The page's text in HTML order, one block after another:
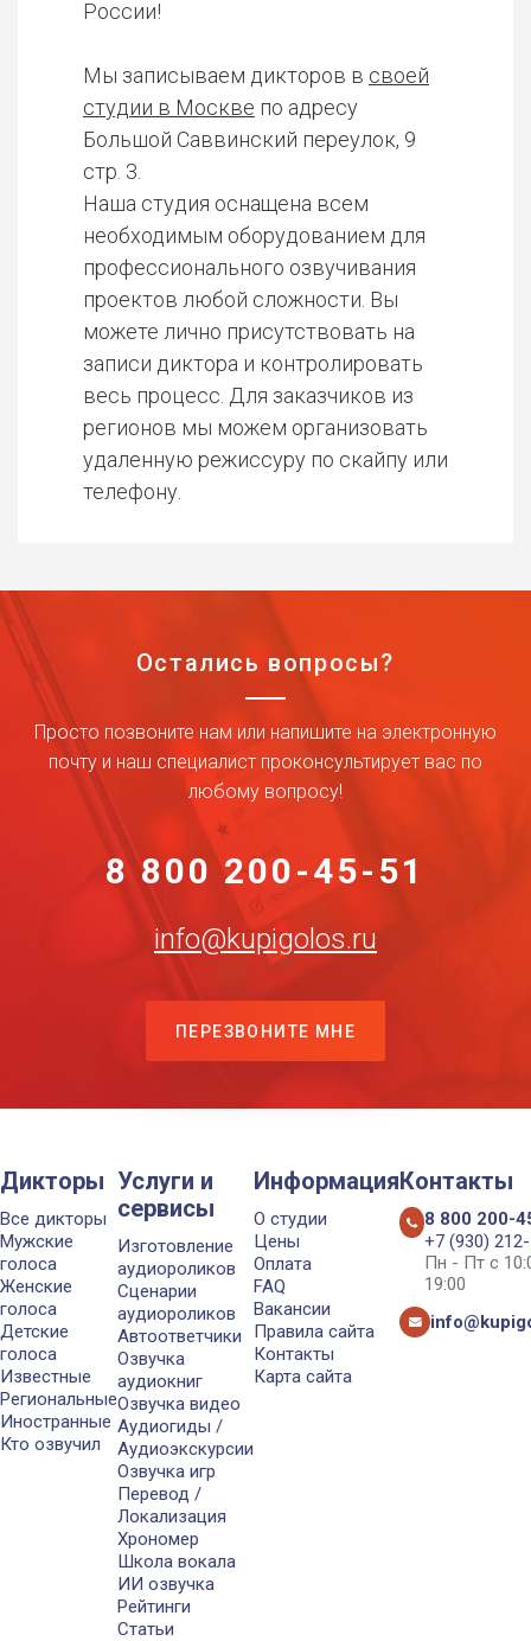
России!
Мы записываем дикторов в своей
студии в Москве по адресу
Большой Саввинский переулок, 9
стр. 3.
Наша студия оснащена всем
необходимым оборудованием для
профессионального озвучивания
проектов любой сложности. Вы
можете лично присутствовать на
записи диктора и контролировать
весь процесс. Для заказчиков из
регионов мы можем организовать
удаленную режиссуру по скайпу или
телефону.
Остались вопросы?
Просто позвоните нам или напишите на электронную
почту и наш специалист проконсультирует вас по
любому вопросу!
8 800 200-45-51
info@kupigolos.ru
ПЕРЕЗВОНИТЕ МНЕ
Дикторы
Все дикторы
Мужские
голоса
Женские
голоса
Детские
голоса
Известные
Региональные
Иностранные
Кто озвучил
Услуги и
сервисы
Изготовление
аудиороликов
Сценарии
аудиороликов
Автоответчики
Озвучка
аудиокниг
Озвучка видео
Аудиогиды /
Аудиоэкскурсии
Озвучка игр
Перевод /
Локализация
Хрономер
Школа вокала
ИИ озвучка
Рейтинги
Статьи
Информация
О студии
Цены
Оплата
FAQ
Вакансии
Правила сайта
Контакты
Карта сайта
Контакты
8 800 200-
+7 (930)
Пн - Пт с
19:00